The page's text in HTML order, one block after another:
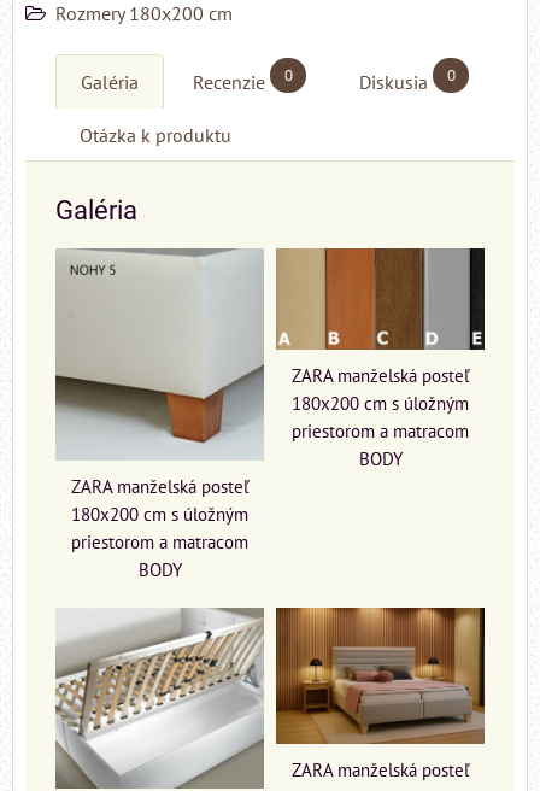
Rozmery 180x200 cm
Galéria Recenzie 0 Diskusia 0
Otázka k produktu
Galéria
ZARA manželská posteľ
180x200 cm s úložným
priestorom a matracom
BODY
ZARA manželská posteľ
180x200 cm s úložným
priestorom a matracom
BODY
ZARA manželská posteľ